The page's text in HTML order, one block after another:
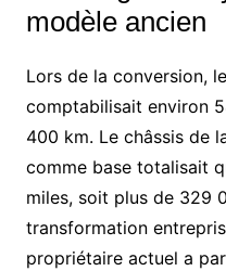
modèle ancien
Lors de la conversion,
comptabilisait environ
400 km. Le châssis de
comme base totalisait
miles, soit plus de 329
transformation
propriétaire actuel a